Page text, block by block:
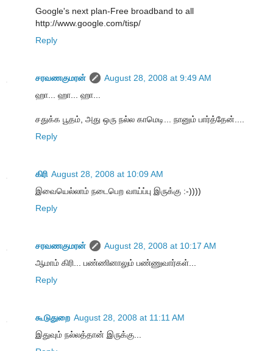
Google's next plan-Free broadband to all
http://www.google.com/tisp/
Reply
சரவணகுமரன்
August 28, 2008 at 9:49 AM
ஹா... ஹா... ஹா...
சதுக்க பூதம், அது ஒரு நல்ல காமெடி... நானும் பார்த்தேன்....
Reply
கிரி August 28, 2008 at 10:09 AM
இவையெல்லாம் நடைபெற வாய்ப்பு இருக்கு :-))))
Reply
சரவணகுமரன்
August 28, 2008 at 10:17 AM
ஆமாம் கிரி... பண்ணினாலும் பண்ணுவார்கள்...
Reply
கூடுதுறை August 28, 2008 at 11:11 AM
இதுவும் நல்லத்தான் இருக்கு...